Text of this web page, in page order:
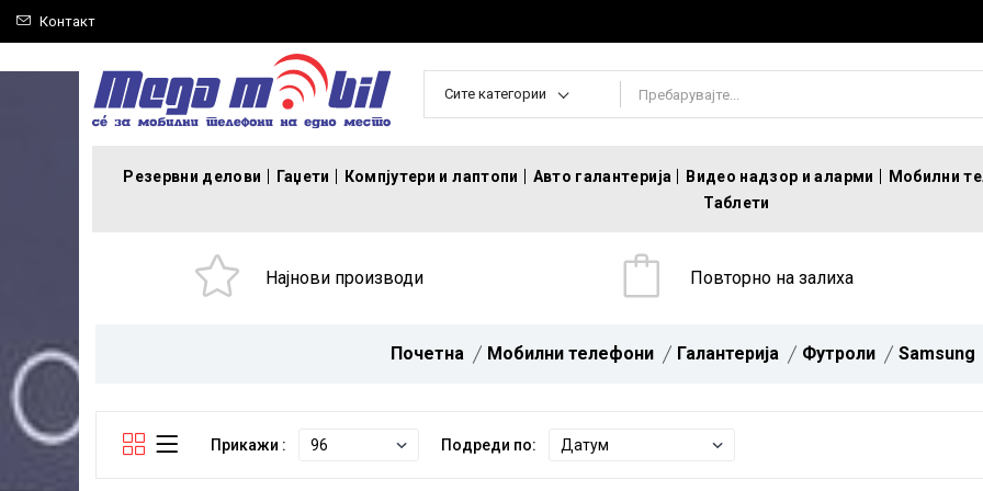
Контакт
Сите категории
Резервни делови Гаџети Компјутери и лаптопи Авто галантерија Видео надзор и аларми Мобилни
Таблети
Најнови производи Повторно на залиха
Почетна Мобилни телефони Галантерија Футроли Samsung
Прикажи : Подреди по: